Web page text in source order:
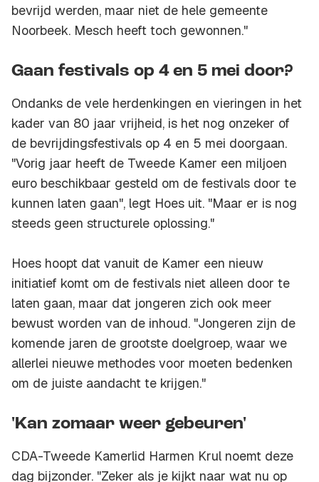
bevrijd werden, maar niet de hele gemeente
Noorbeek. Mesch heeft toch gewonnen."
Gaan festivals op 4 en 5 mei door?
Ondanks de vele herdenkingen en vieringen in het
kader van 80 jaar vrijheid, is het nog onzeker of
de bevrijdingsfestivals op 4 en 5 mei doorgaan.
"Vorig jaar heeft de Tweede Kamer een miljoen
euro beschikbaar gesteld om de festivals door te
kunnen laten gaan", legt Hoes uit. "Maar er is nog
steeds geen structurele oplossing."
Hoes hoopt dat vanuit de Kamer een nieuw
initiatief komt om de festivals niet alleen door te
laten gaan, maar dat jongeren zich ook meer
bewust worden van de inhoud. "Jongeren zijn de
komende jaren de grootste doelgroep, waar we
allerlei nieuwe methodes voor moeten bedenken
om de juiste aandacht te krijgen."
'Kan zomaar weer gebeuren'
CDA-Tweede Kamerlid Harmen Krul noemt deze
dag bijzonder. "Zeker als je kijkt naar wat nu op